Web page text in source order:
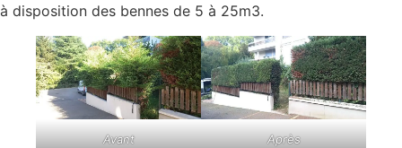
à disposition des bennes de 5 à 25m3.
Avant Après